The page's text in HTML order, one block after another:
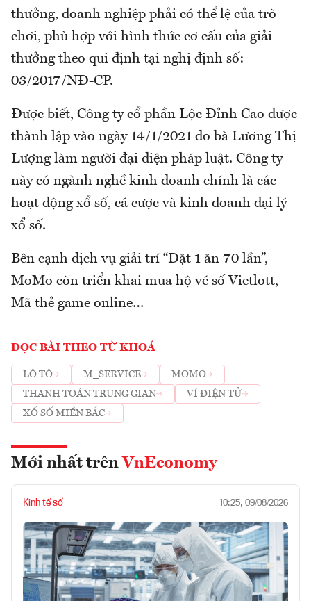
thưởng, doanh nghiệp phải có thể lệ của trò
chơi, phù hợp với hình thức cơ cấu của giải
thưởng theo qui định tại nghị định số:
03/2017/NĐ-CP.
Được biết, Công ty cổ phần Lộc Đỉnh Cao được
thành lập vào ngày 14/1/2021 do bà Lương Thị
Lượng làm người đại diện pháp luật. Công ty
này có ngành nghề kinh doanh chính là các
hoạt động xổ số, cá cược và kinh doanh đại lý
xổ số.
Bên cạnh dịch vụ giải trí “Đặt 1 ăn 70 lần”,
MoMo còn triển khai mua hộ vé số Vietlott,
Mã thẻ game online…
ĐỌC BÀI THEO TỪ KHOÁ
LÔ TÔ M_SERVICE
MOMO
THANH TOÁN TRUNG GIAN
VÍ ĐIỆN TỬ
XỔ SỐ MIỀN BẮC
Mới nhất trên VnEconomy
Kinh tế số 10:25, 09/08/2026